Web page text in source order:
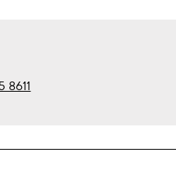
8611